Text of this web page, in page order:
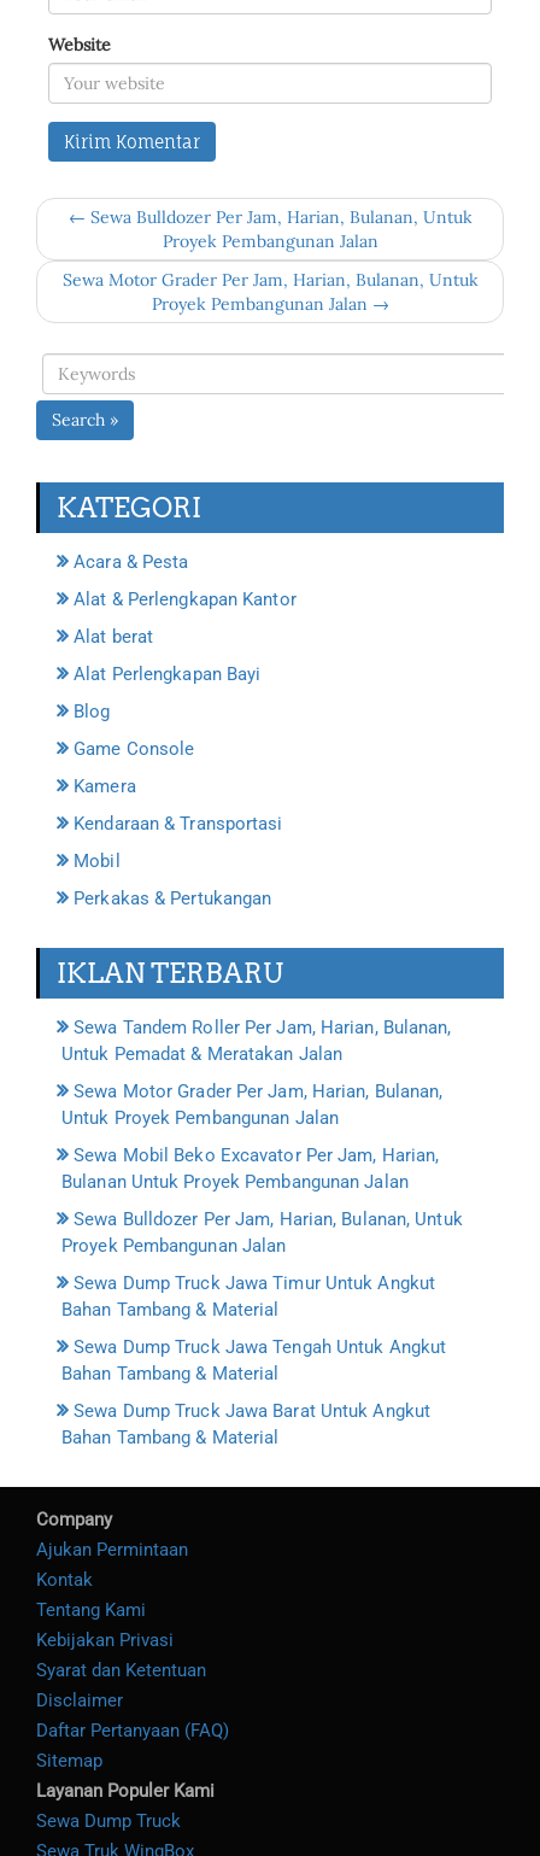
Website
← Sewa Bulldozer Per Jam, Harian, Bulanan, Untuk
Proyek Pembangunan Jalan
Sewa Motor Grader Per Jam, Harian, Bulanan, Untuk
Proyek Pembangunan Jalan →
Search »
KATEGORI
Acara & Pesta
Alat & Perlengkapan Kantor
Alat berat
Alat Perlengkapan Bayi
Blog
Game Console
Kamera
Kendaraan & Transportasi
Mobil
Perkakas & Pertukangan
IKLAN TERBARU
Sewa Tandem Roller Per Jam, Harian, Bulanan,
Untuk Pemadat & Meratakan Jalan
Sewa Motor Grader Per Jam, Harian, Bulanan,
Untuk Proyek Pembangunan Jalan
Sewa Mobil Beko Excavator Per Jam, Harian,
Bulanan Untuk Proyek Pembangunan Jalan
Sewa Bulldozer Per Jam, Harian, Bulanan, Untuk
Proyek Pembangunan Jalan
Sewa Dump Truck Jawa Timur Untuk Angkut
Bahan Tambang & Material
Sewa Dump Truck Jawa Tengah Untuk Angkut
Bahan Tambang & Material
Sewa Dump Truck Jawa Barat Untuk Angkut
Bahan Tambang & Material
Company
Ajukan Permintaan
Kontak
Tentang Kami
Kebijakan Privasi
Syarat dan Ketentuan
Disclaimer
Daftar Pertanyaan (FAQ)
Sitemap
Layanan Populer Kami
Sewa Dump Truck
Sewa Truk WingBox